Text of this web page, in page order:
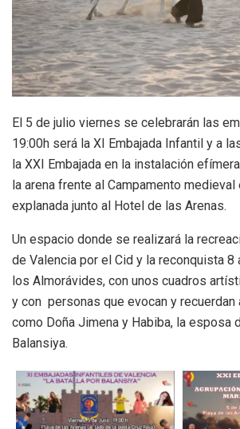
El 5 de julio viernes se celebrarán las
19:00h será la XI Embajada Infantil y a
la XXI Embajada en la instalación
la arena frente al Campamento medieval
explanada junto al Hotel de las Arenas.
Un espacio donde se realizará la
de Valencia por el Cid y la reconquista
los Almorávides, con unos cuadros
y con personas que evocan y recuerdan
como Doña Jimena y Habiba, la esposa
Balansiya.